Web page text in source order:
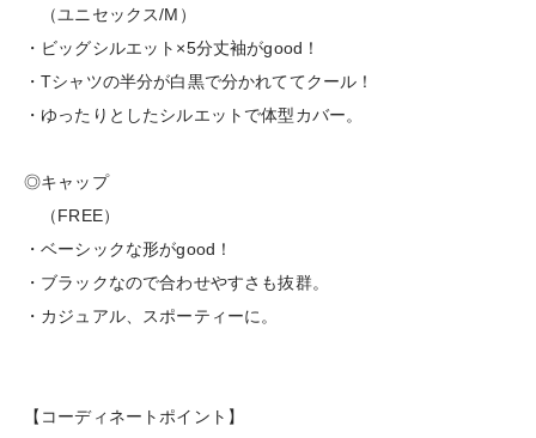
（ユニセックス/M）
・ビッグシルエット×5分丈袖がgood！
・Tシャツの半分が白黒で分かれててクール！
・ゆったりとしたシルエットで体型カバー。
◎キャップ
（FREE）
・ベーシックな形がgood！
・ブラックなので合わせやすさも抜群。
・カジュアル、スポーティーに。
【コーディネートポイント】